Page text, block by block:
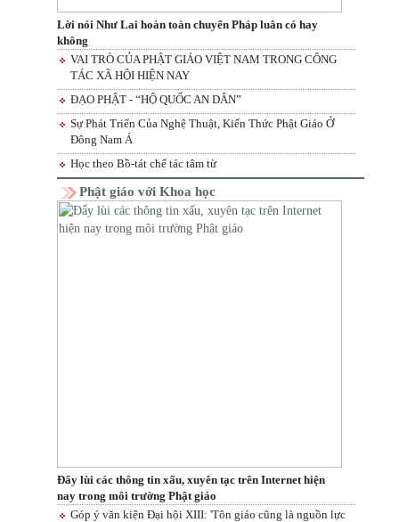
Lời nói Như Lai hoàn toàn chuyển Pháp luân có hay
không
VAI TRÒ CỦA PHẬT GIÁO VIỆT NAM TRONG CÔNG
TÁC XÃ HỘI HIỆN NAY
ĐẠO PHẬT - “HỘ QUỐC AN DÂN”
Sự Phát Triển Của Nghệ Thuật, Kiến Thức Phật Giáo Ở
Đông Nam Á
Học theo Bồ-tát chế tác tâm từ
Phật giáo với Khoa học
Đẩy lùi các thông tin xấu, xuyên tạc trên Internet hiện
nay trong môi trường Phật giáo
Góp ý văn kiện Đại hội XIII: 'Tôn giáo cũng là nguồn lực